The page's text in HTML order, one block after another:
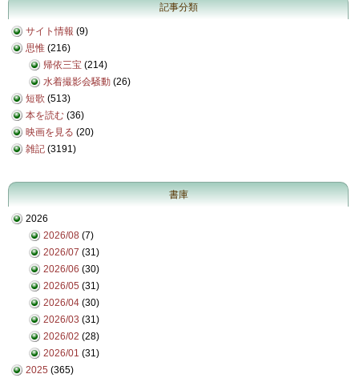
記事分類
サイト情報 (9)
思惟 (216)
帰依三宝 (214)
水着撮影会騒動 (26)
短歌 (513)
本を読む (36)
映画を見る (20)
雑記 (3191)
書庫
2026
2026/08 (7)
2026/07 (31)
2026/06 (30)
2026/05 (31)
2026/04 (30)
2026/03 (31)
2026/02 (28)
2026/01 (31)
2025 (365)